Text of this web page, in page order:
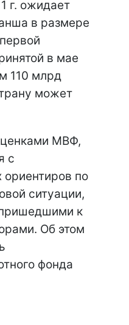
г. ожидает
в размере
в мае
110 млрд
может
МВФ,
с
по
ситуации,
к
Об этом
фонда